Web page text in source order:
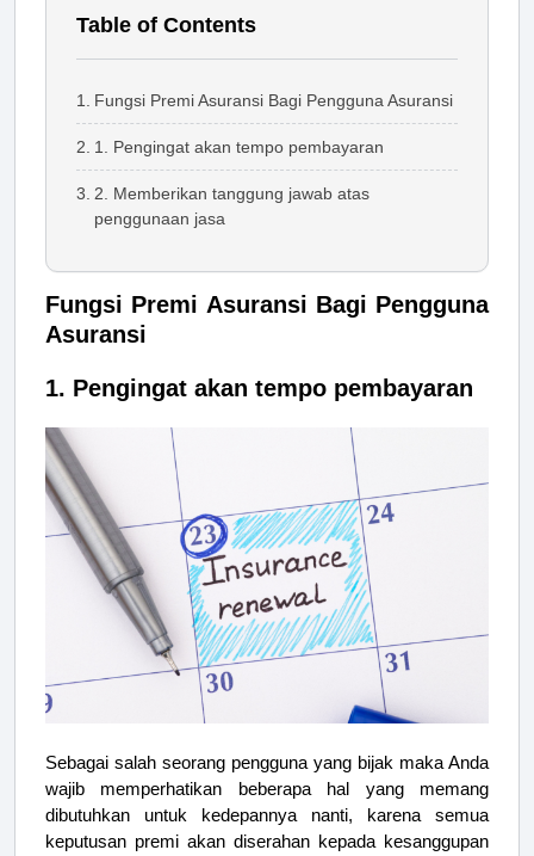
Table of Contents
Fungsi Premi Asuransi Bagi Pengguna Asuransi
1. Pengingat akan tempo pembayaran
2. Memberikan tanggung jawab atas
penggunaan jasa
Fungsi Premi Asuransi Bagi Pengguna
Asuransi
1. Pengingat akan tempo pembayaran
Sebagai salah seorang pengguna yang bijak maka Anda
wajib memperhatikan beberapa hal yang memang
dibutuhkan untuk kedepannya nanti, karena semua
keputusan premi akan diserahan kepada kesanggupan